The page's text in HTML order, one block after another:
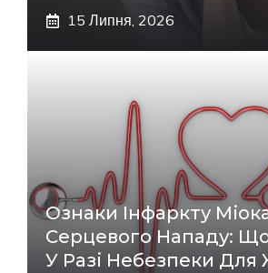
15 Липня, 2026
Ознаки Інфаркту
Серцевого Нападу:
У Разі Небезпеки Для